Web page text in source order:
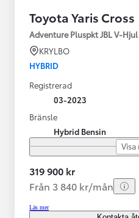
Toyota Yaris Cross
Adventure Pluspkt JBL V-Hjul
KRYLBO
HYBRID
Registrerad
03-2023
Bränsle
Hybrid Bensin
Visa
319 900 kr
Från 3 840 kr/mån
Läs mer